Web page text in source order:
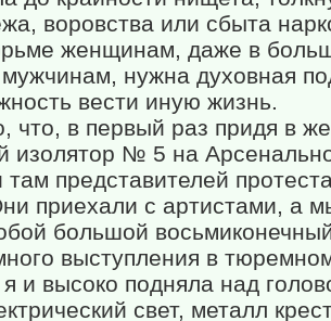
воровства или сбыта
женщинам, даже в
нужна духовная
вести иную жизнь.
что, в первый раз придя в
изолятор № 5 на
представителей
приехали с артистами, а
большой
выступления в
и высоко подняла над
свет, металл